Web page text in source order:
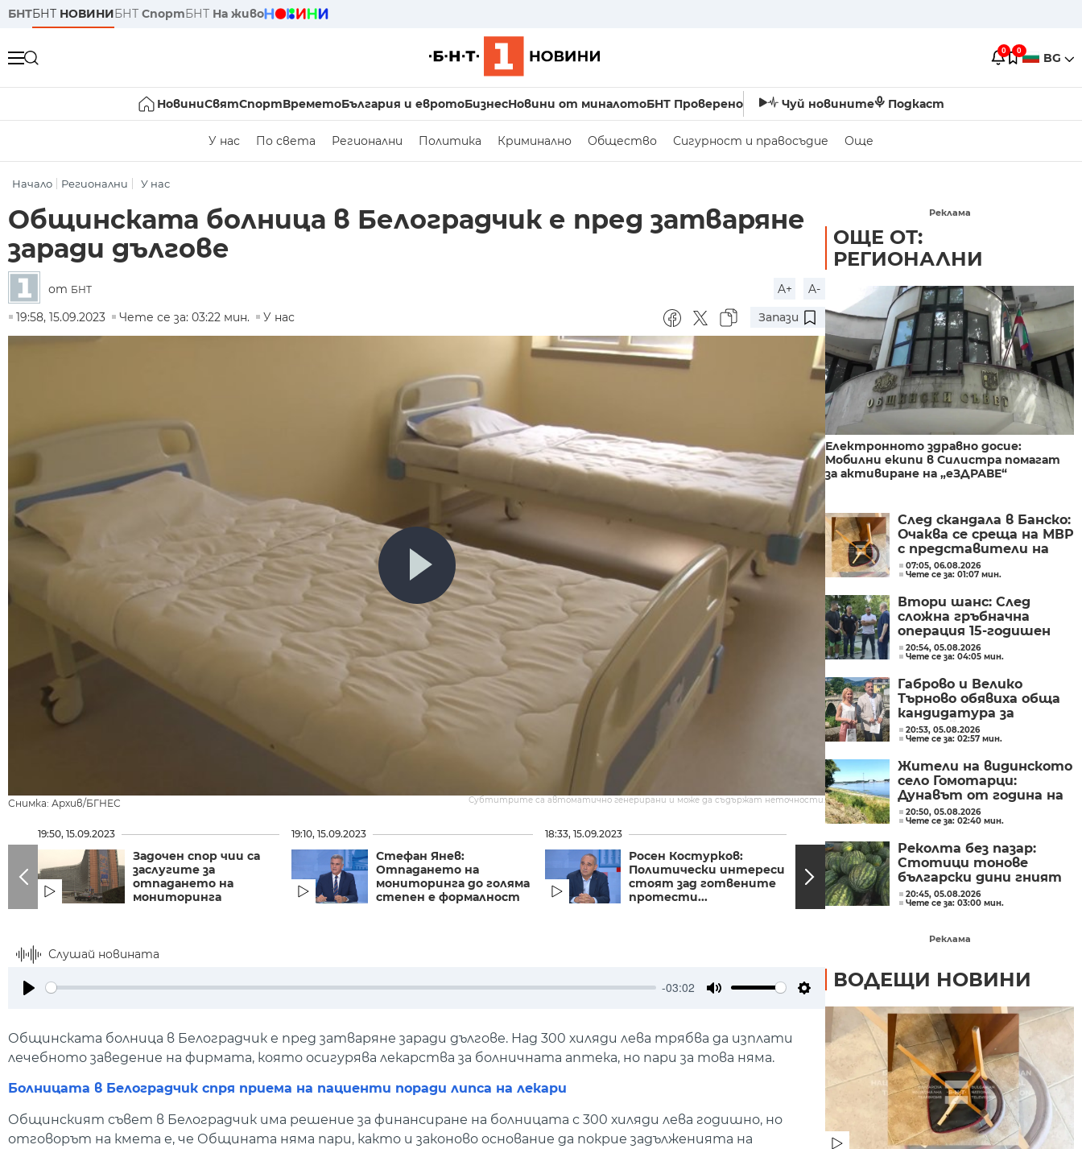
БНТБНТ НОВИНИБНТ СпортБНТ На живо
0 0 BG
НовиниСвятСпортВреметоБългария и евротоБизнесНовини от миналотоБНТ Проверено Чуй новините Подкаст
У нас По света Регионални Политика Криминално Общество Сигурност и правосъдие Още
Начало Регионални У нас
Общинската болница в Белоградчик е пред затваряне
заради дългове
от БНТ A+
A-
19:58, 15.09.2023
Чете се за: 03:22 мин. У нас Запази
Снимка: Архив/БГНЕС Субтитрите са автоматично генерирани и може да съдържат неточности.
19:50, 15.09.2023
Задочен спор чии са
заслугите за
отпадането на
мониторинга
19:10, 15.09.2023
Стефан Янев:
Отпадането на
мониторинга до голяма
степен е формалност
18:33, 15.09.2023
Росен Костурков:
Политически интереси
стоят зад готвените
протести...
Нов протест след
двойното убийство в
софийското село
Лозен
Слушай новината
-03:02
Settings
Общинската болница в Белоградчик е пред затваряне заради дългове. Над 300 хиляди лева трябва да изплати
лечебното заведение на фирмата, която осигурява лекарства за болничната аптека, но пари за това няма.
Болницата в Белоградчик спря приема на пациенти поради липса на лекари
Общинският съвет в Белоградчик има решение за финансиране на болницата с 300 хиляди лева годишно, но
отговорът на кмета е, че Общината няма пари, както и законово основание да покрие задълженията на
Реклама
ОЩЕ ОТ:
РЕГИОНАЛНИ
Електронното здравно досие:
Мобилни екипи в Силистра помагат
за активиране на „еЗДРАВЕ“
След скандала в Банско:
Очаква се среща на МВР
с представители на
„Шалом“
07:05, 06.08.2026
Чете се за: 01:07 мин.
Втори шанс: След
сложна гръбначна
операция 15-годишен
състезател по борба
отново е на крака
20:54, 05.08.2026
Чете се за: 04:05 мин.
Габрово и Велико
Търново обявиха обща
кандидатура за
Европейска столица на
културата през 2032
20:53, 05.08.2026
Чете се за: 02:57 мин.
Жители на видинското
село Гомотарци:
Дунавът от година на
година става все по-
плитък
20:50, 05.08.2026
Чете се за: 02:40 мин.
Реколта без пазар:
Стотици тонове
български дини гният
необрани
20:45, 05.08.2026
Чете се за: 03:00 мин.
Реклама
ВОДЕЩИ НОВИНИ